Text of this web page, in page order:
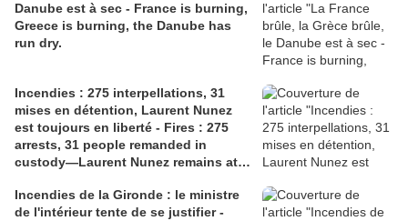
Danube est à sec - France is burning,
Greece is burning, the Danube has
run dry.
Incendies : 275 interpellations, 31
mises en détention, Laurent Nunez
est toujours en liberté - Fires : 275
arrests, 31 people remanded in
custody—Laurent Nunez remains at
Incendies de la Gironde : le ministre
de l'intérieur tente de se justifier -